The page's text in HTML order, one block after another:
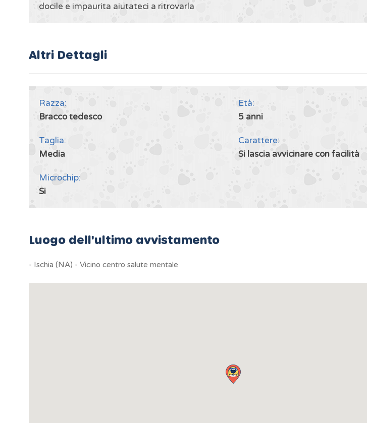
docile e impaurita aiutateci a ritrovarla
Altri Dettagli
Razza:
Bracco tedesco
Età:
5 anni
Taglia:
Media
Carattere:
Si lascia avvicinare con facilità
Microchip:
Si
Luogo dell'ultimo avvistamento
- Ischia (NA) - Vicino centro salute mentale